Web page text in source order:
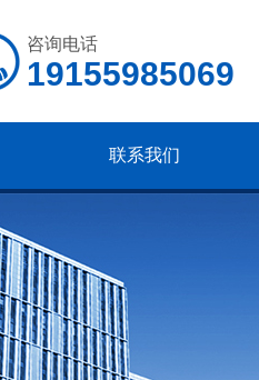
咨询电话
19155985069
联系我们